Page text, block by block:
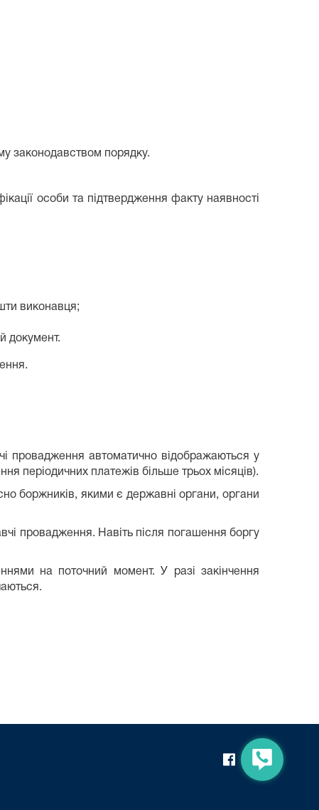
законодавством порядку.
особи та підтвердження факту наявності
виконавця;
документ.
провадження автоматично відображаються у
періодичних платежів більше трьох місяців).
боржників, якими є державні органи, органи
провадження. Навіть після погашення боргу
на поточний момент. У разі закінчення